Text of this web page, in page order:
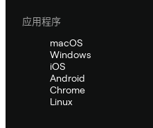
应用程序
macOS
Windows
iOS
Android
Chrome
Linux